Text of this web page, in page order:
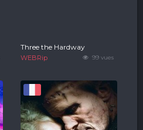
99 vues
Three the Hardway
WEBRip